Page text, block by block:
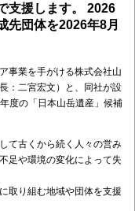
支援します。 2026
先団体を2026年8月
事業を手がける株式会社山
：二宮宏文）と、同社が設
度の「日本山岳遺産」候補
て古くから続く人々の営み
足や環境の変化によって失
取り組む地域や団体を支援